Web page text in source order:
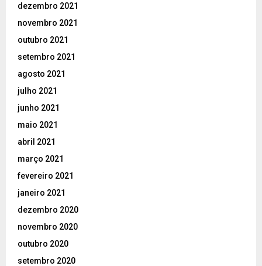
dezembro 2021
novembro 2021
outubro 2021
setembro 2021
agosto 2021
julho 2021
junho 2021
maio 2021
abril 2021
março 2021
fevereiro 2021
janeiro 2021
dezembro 2020
novembro 2020
outubro 2020
setembro 2020